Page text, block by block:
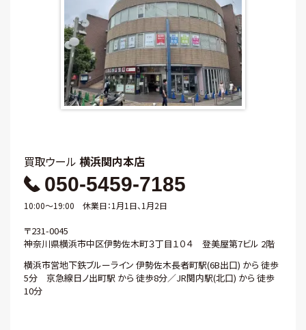
買取ウール 横浜関内本店
050-5459-7185
10:00～19:00 休業日：1月1日、1月2日
〒231-0045
神奈川県横浜市中区伊勢佐木町３丁目１０４ 登美屋第7ビル 2階
横浜市営地下鉄ブルーライン 伊勢佐木長者町駅(6B出口) から 徒歩
5分 京急線日ノ出町駅 から 徒歩8分／JR関内駅(北口) から 徒歩
10分